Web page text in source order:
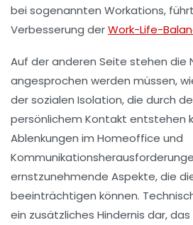
bei sogenannten Workations,
Verbesserung derWork-Life-
Auf der anderen Seite stehen die
angesprochen werden müssen,
dersozialen Isolation, die durch
persönlichem Kontakt entstehen
Ablenkungen im Homeoffice und
ernstzunehmende Aspekte, die
beeinträchtigen können.
ein zusätzliches Hindernis dar,